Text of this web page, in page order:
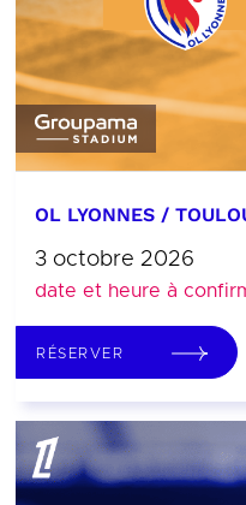
OL LYONNES /
3 octobre 2026
date et heure à
RÉSERVER